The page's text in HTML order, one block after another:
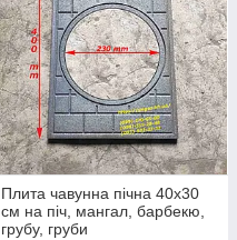
Плита чавунна пічна 40х30
см на піч, мангал, барбекю,
грубу, груби